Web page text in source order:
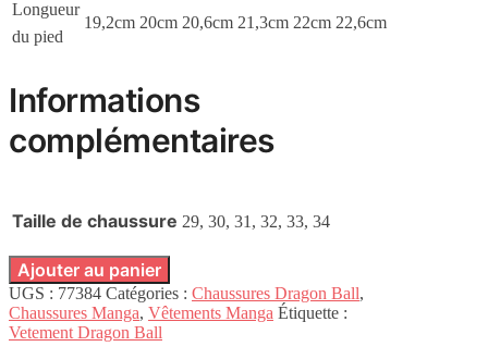
Longueur
du pied
19,2cm 20cm 20,6cm 21,3cm 22cm 22,6cm
Informations
complémentaires
Taille de chaussure 29, 30, 31, 32, 33, 34
Ajouter au panier
UGS : 77384 Catégories : Chaussures Dragon Ball,
Chaussures Manga, Vêtements Manga Étiquette :
Vetement Dragon Ball